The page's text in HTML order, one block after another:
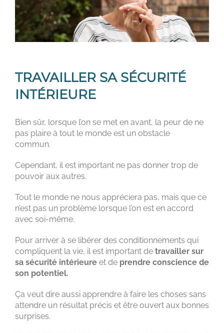
TRAVAILLER SA SÉCURITÉ
INTÉRIEURE
Bien sûr, lorsque l’on se met en avant, la peur de ne
pas plaire à tout le monde est un obstacle
commun.
Cependant, il est important ne pas donner trop de
pouvoir aux autres.
Tout le monde ne nous appréciera pas, mais que ce
n’est pas un problème lorsque l’on est en accord
avec soi-même.
Pour arriver à se libérer des conditionnements qui
compliquent la vie, il est important de travailler sur
sa sécurité intérieure et de prendre conscience de
son potentiel.
Ça veut dire aussi apprendre à faire les choses sans
attendre un résultat précis et être ouvert aux bonnes
surprises.